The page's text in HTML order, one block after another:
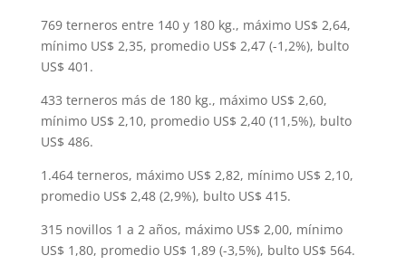
769 terneros entre 140 y 180 kg., máximo US$ 2,64,
mínimo US$ 2,35, promedio US$ 2,47 (-1,2%), bulto
US$ 401.
433 terneros más de 180 kg., máximo US$ 2,60,
mínimo US$ 2,10, promedio US$ 2,40 (11,5%), bulto
US$ 486.
1.464 terneros, máximo US$ 2,82, mínimo US$ 2,10,
promedio US$ 2,48 (2,9%), bulto US$ 415.
315 novillos 1 a 2 años, máximo US$ 2,00, mínimo
US$ 1,80, promedio US$ 1,89 (-3,5%), bulto US$ 564.